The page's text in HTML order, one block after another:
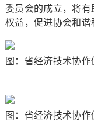
委员会的成立，将
权益，促进协会和谐
图：省经济技术协
图：省经济技术协